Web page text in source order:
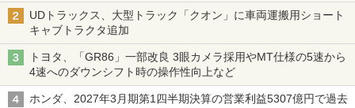
UDトラックス、大型トラック「クオン」に車両運搬用ショート
キャブトラクタ追加
トヨタ、「GR86」一部改良 3眼カメラ採用やMT仕様の5速から
4速へのダウンシフト時の操作性向上など
ホンダ、2027年3月期第1四半期決算の営業利益5307億円で過去